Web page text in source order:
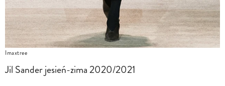
Imaxtree
Jil Sander jesień-zima 2020/2021